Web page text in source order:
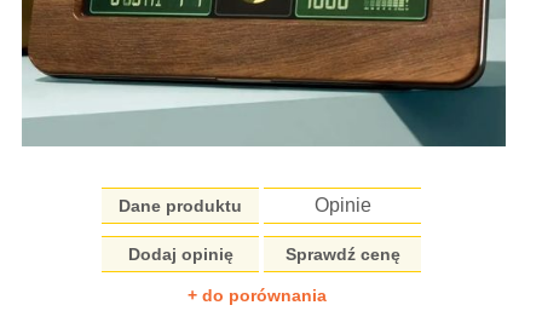
Dane produktu Opinie
Dodaj opinię Sprawdź cenę
+ do porównania